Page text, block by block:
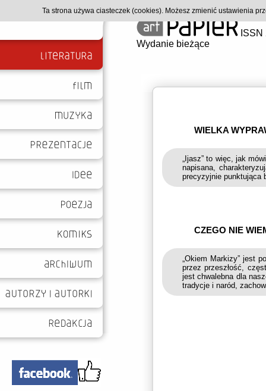
Wydanie bieżące
WIELKA
„Ijasz” to więc, jak
napisana,
precyzyjnie punktująca
CZEGO NIE
„Okiem Markizy” jest
przez przeszłość,
jest chwalebna dla
tradycje i naród,
Ta strona używa ciasteczek (cookies). Możesz zmienić ustawienia